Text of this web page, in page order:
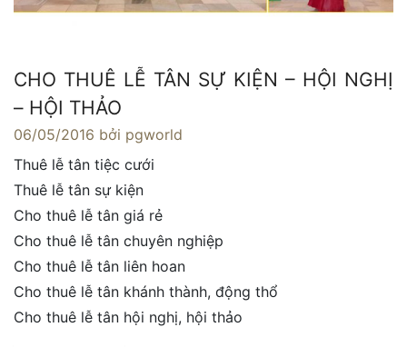
CHO THUÊ LỄ TÂN SỰ KIỆN – HỘI NGHỊ
– HỘI THẢO
06/05/2016 bởi pgworld
Thuê lễ tân tiệc cưới
Thuê lễ tân sự kiện
Cho thuê lễ tân giá rẻ
Cho thuê lễ tân chuyên nghiệp
Cho thuê lễ tân liên hoan
Cho thuê lễ tân khánh thành, động thổ
Cho thuê lễ tân hội nghị, hội thảo